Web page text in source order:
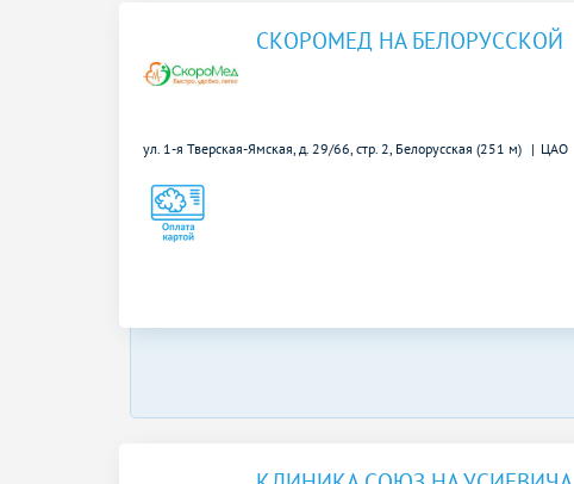
СКОРОМЕД НА БЕЛОРУССКОЙ
ул. 1-я Тверская-Ямская, д. 29/66, стр. 2, Белорусская (251 м) ЦАО